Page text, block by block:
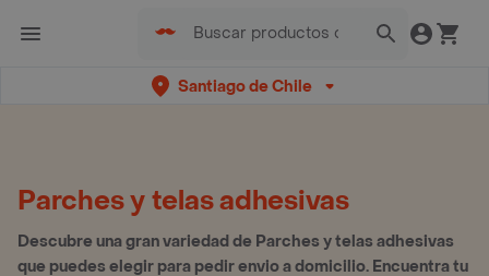
Santiago de Chile
Parches y telas adhesivas
Descubre una gran variedad de Parches y telas adhesivas
que puedes elegir para pedir envio a domicilio. Encuentra tu